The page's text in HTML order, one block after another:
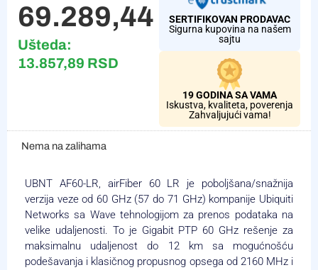
69.289,44 RSD
Ušteda:
13.857,89 RSD
SERTIFIKOVAN PRODAVAC
Sigurna kupovina na našem
sajtu
19 GODINA SA VAMA
Iskustva, kvaliteta, poverenja
Zahvaljujući vama!
Nema na zalihama
UBNT AF60-LR, airFiber 60 LR je poboljšana/snažnija
verzija veze od 60 GHz (57 do 71 GHz) kompanije Ubiquiti
Networks sa Wave tehnologijom za prenos podataka na
velike udaljenosti. To je Gigabit PTP 60 GHz rešenje za
maksimalnu udaljenost do 12 km sa mogućnošću
podešavanja i klasičnog propusnog opsega od 2160 MHz i